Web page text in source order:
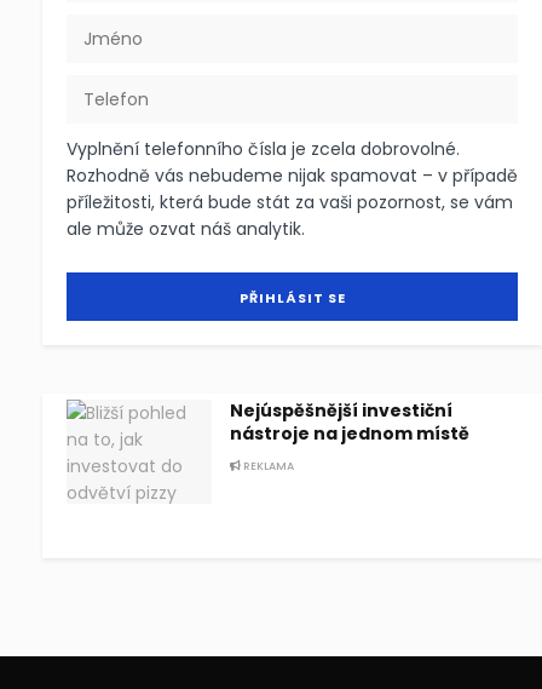
Vyplnění telefonního čísla je zcela dobrovolné.
Rozhodně vás nebudeme nijak spamovat – v případě
příležitosti, která bude stát za vaši pozornost, se vám
ale může ozvat náš analytik.
Nejúspěšnější investiční
nástroje na jednom místě
REKLAMA